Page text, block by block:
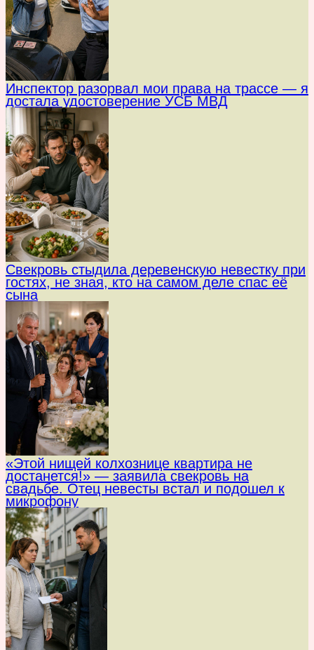
Инспектор разорвал мои права на трассе — я
достала удостоверение УСБ МВД
Свекровь стыдила деревенскую невестку при
гостях, не зная, кто на самом деле спас её
сына
«Этой нищей колхознице квартира не
достанется!» — заявила свекровь на
свадьбе. Отец невесты встал и подошел к
микрофону